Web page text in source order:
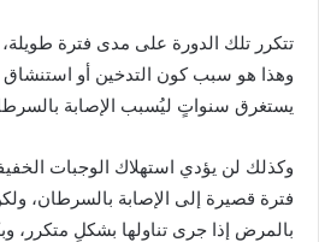
تتكرر تلك الدورة على مدى فترة
وهذا هو سبب كون التدخين أو استنشاق
يستغرق سنواتٍ ليُسبب الإصابة
وكذلك لن يؤدي استهلاك الوجبات
فترة قصيرة إلى الإصابة بالسرطان،
بالمرض إذا جرى تناولها بشكلٍ متكرر،